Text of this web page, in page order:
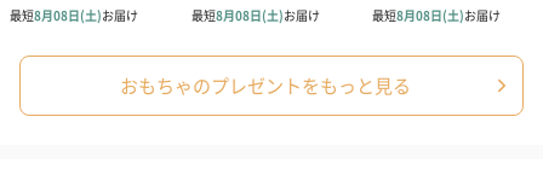
おもちゃのプレゼントをもっと見る